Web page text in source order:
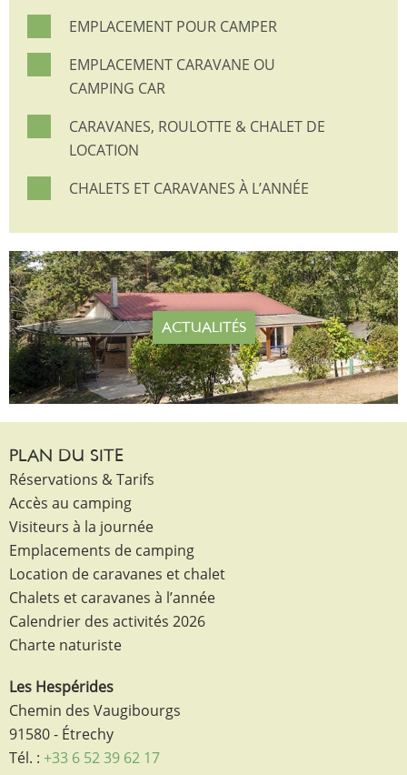
EMPLACEMENT POUR CAMPER
EMPLACEMENT CARAVANE OU
CAMPING CAR
CARAVANES, ROULOTTE & CHALET DE
LOCATION
CHALETS ET CARAVANES À L’ANNÉE
ACTUALITÉS
PLAN DU SITE
Réservations & Tarifs
Accès au camping
Visiteurs à la journée
Emplacements de camping
Location de caravanes et chalet
Chalets et caravanes à l’année
Calendrier des activités 2026
Charte naturiste
Les Hespérides
Chemin des Vaugibourgs
91580 - Étrechy
Tél. : +33 6 52 39 62 17